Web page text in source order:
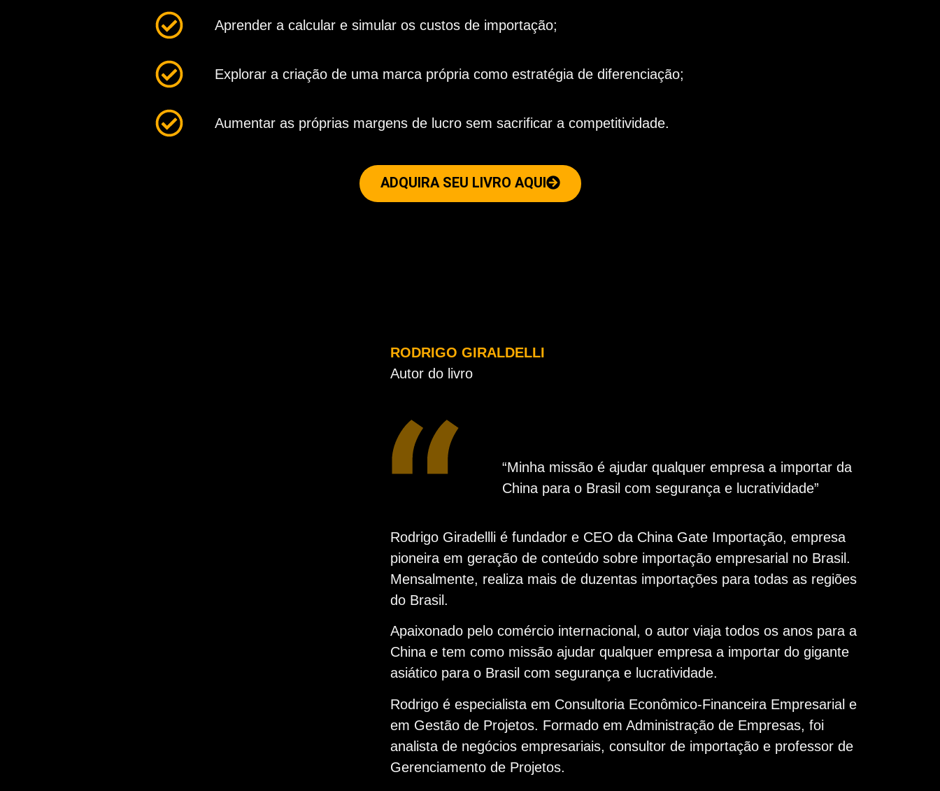
Aprender a calcular e simular os custos de importação;
Explorar a criação de uma marca própria como estratégia de diferenciação;
Aumentar as próprias margens de lucro sem sacrificar a competitividade.
ADQUIRA SEU LIVRO AQUI
RODRIGO GIRALDELLI
Autor do livro
“Minha missão é ajudar qualquer empresa a importar da
China para o Brasil com segurança e lucratividade”
Rodrigo Giradellli é fundador e CEO da China Gate Importação, empresa
pioneira em geração de conteúdo sobre importação empresarial no Brasil.
Mensalmente, realiza mais de duzentas importações para todas as regiões
do Brasil.
Apaixonado pelo comércio internacional, o autor viaja todos os anos para a
China e tem como missão ajudar qualquer empresa a importar do gigante
asiático para o Brasil com segurança e lucratividade.
Rodrigo é especialista em Consultoria Econômico-Financeira Empresarial e
em Gestão de Projetos. Formado em Administração de Empresas, foi
analista de negócios empresariais, consultor de importação e professor de
Gerenciamento de Projetos.